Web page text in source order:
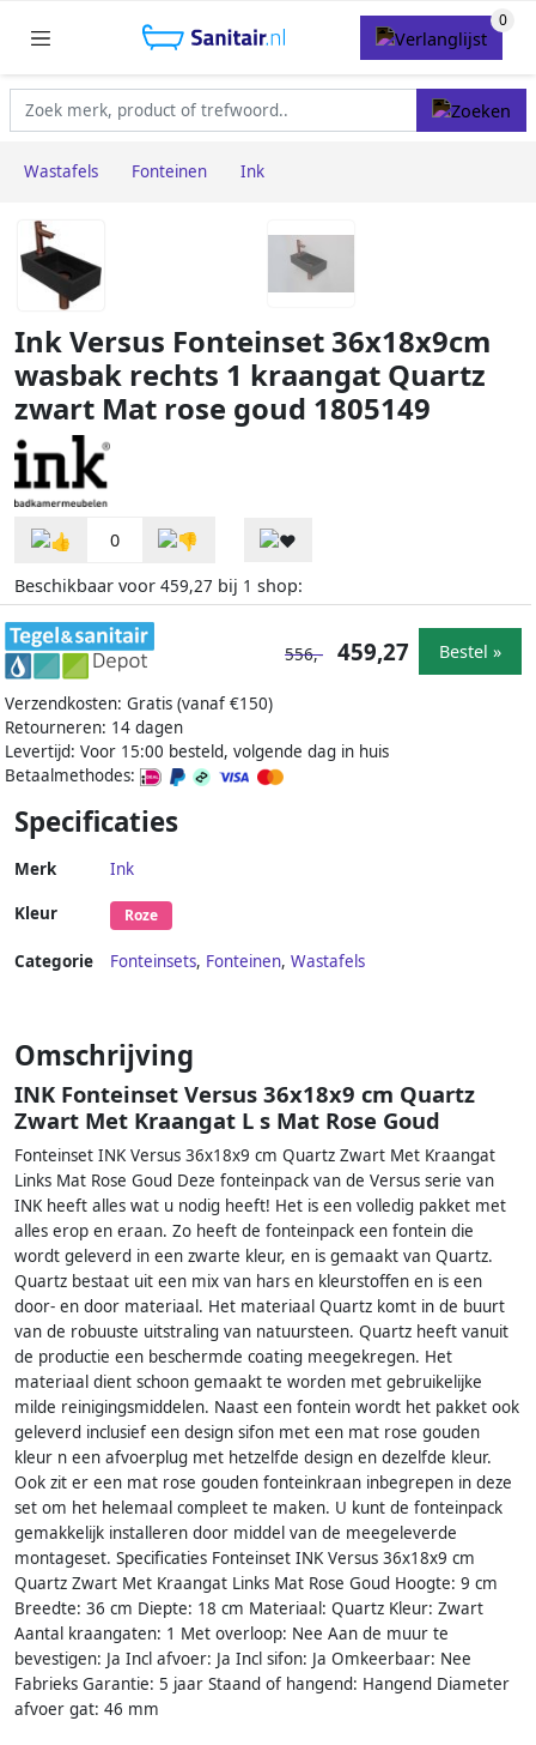
Wastafels Fonteinen Ink
Ink Versus Fonteinset 36x18x9cm
wasbak rechts 1 kraangat Quartz
zwart Mat rose goud 1805149
0
Beschikbaar voor 459,27 bij 1 shop:
Verzendkosten: Gratis (vanaf €150)
Retourneren: 14 dagen
Levertijd: Voor 15:00 besteld, volgende dag in huis
Betaalmethodes:
556,- 459,27 Bestel »
Specificaties
Merk Ink
Kleur Roze
Categorie Fonteinsets, Fonteinen, Wastafels
Omschrijving
INK Fonteinset Versus 36x18x9 cm Quartz
Zwart Met Kraangat L s Mat Rose Goud
Fonteinset INK Versus 36x18x9 cm Quartz Zwart Met Kraangat
Links Mat Rose Goud Deze fonteinpack van de Versus serie van
INK heeft alles wat u nodig heeft! Het is een volledig pakket met
alles erop en eraan. Zo heeft de fonteinpack een fontein die
wordt geleverd in een zwarte kleur, en is gemaakt van Quartz.
Quartz bestaat uit een mix van hars en kleurstoffen en is een
door- en door materiaal. Het materiaal Quartz komt in de buurt
van de robuuste uitstraling van natuursteen. Quartz heeft vanuit
de productie een beschermde coating meegekregen. Het
materiaal dient schoon gemaakt te worden met gebruikelijke
milde reinigingsmiddelen. Naast een fontein wordt het pakket ook
geleverd inclusief een design sifon met een mat rose gouden
kleur n een afvoerplug met hetzelfde design en dezelfde kleur.
Ook zit er een mat rose gouden fonteinkraan inbegrepen in deze
set om het helemaal compleet te maken. U kunt de fonteinpack
gemakkelijk installeren door middel van de meegeleverde
montageset. Specificaties Fonteinset INK Versus 36x18x9 cm
Quartz Zwart Met Kraangat Links Mat Rose Goud Hoogte: 9 cm
Breedte: 36 cm Diepte: 18 cm Materiaal: Quartz Kleur: Zwart
Aantal kraangaten: 1 Met overloop: Nee Aan de muur te
bevestigen: Ja Incl afvoer: Ja Incl sifon: Ja Omkeerbaar: Nee
Fabrieks Garantie: 5 jaar Staand of hangend: Hangend Diameter
afvoer gat: 46 mm